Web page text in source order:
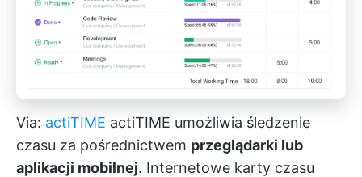
Via: actiTIME actiTIME umożliwia śledzenie
czasu za pośrednictwem przeglądarki lub
aplikacji mobilnej. Internetowe karty czasu